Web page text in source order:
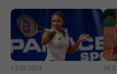
13.05.2024